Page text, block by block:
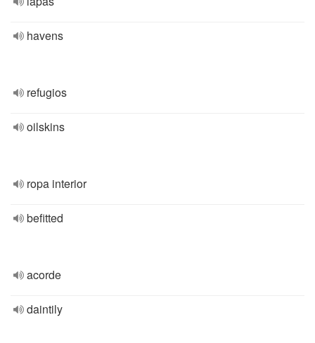
havens
refugios
oilskins
ropa interior
befitted
acorde
daintily